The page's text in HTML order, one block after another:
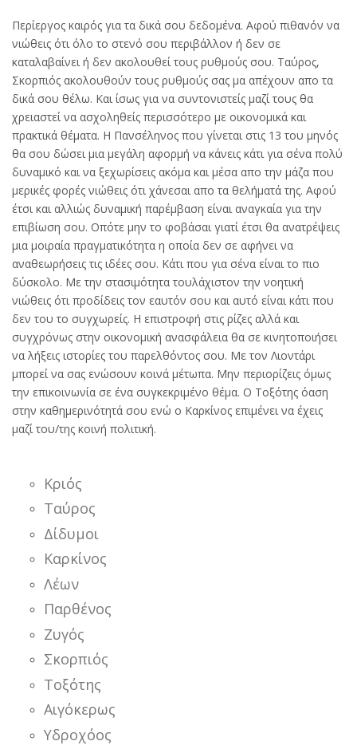
Περίεργος καιρός για τα δικά σου δεδομένα. Αφού πιθανόν να
νιώθεις ότι όλο το στενό σου περιβάλλον ή δεν σε
καταλαβαίνει ή δεν ακολουθεί τους ρυθμούς σου. Ταύρος,
Σκορπιός ακολουθούν τους ρυθμούς σας μα απέχουν απο τα
δικά σου θέλω. Και ίσως για να συντονιστείς μαζί τους θα
χρειαστεί να ασχοληθείς περισσότερο με οικονομικά και
πρακτικά θέματα. Η Πανσέληνος που γίνεται στις 13 του μηνός
θα σου δώσει μια μεγάλη αφορμή να κάνεις κάτι για σένα πολύ
δυναμικό και να ξεχωρίσεις ακόμα και μέσα απο την μάζα που
μερικές φορές νιώθεις ότι χάνεσαι απο τα θελήματά της. Αφού
έτσι και αλλιώς δυναμική παρέμβαση είναι αναγκαία για την
επιβίωση σου. Οπότε μην το φοβάσαι γιατί έτσι θα ανατρέψεις
μια μοιραία πραγματικότητα η οποία δεν σε αφήνει να
αναθεωρήσεις τις ιδέες σου. Κάτι που για σένα είναι το πιο
δύσκολο. Με την στασιμότητα τουλάχιστον την νοητική
νιώθεις ότι προδίδεις τον εαυτόν σου και αυτό είναι κάτι που
δεν του το συγχωρείς. Η επιστροφή στις ρίζες αλλά και
συγχρόνως στην οικονομική ανασφάλεια θα σε κινητοποιήσει
να λήξεις ιστορίες του παρελθόντος σου. Με τον Λιοντάρι
μπορεί να σας ενώσουν κοινά μέτωπα. Μην περιορίζεις όμως
την επικοινωνία σε ένα συγκεκριμένο θέμα. Ο Τοξότης όαση
στην καθημερινότητά σου ενώ ο Καρκίνος επιμένει να έχεις
μαζί του/της κοινή πολιτική.
Κριός
Ταύρος
Δίδυμοι
Καρκίνος
Λέων
Παρθένος
Ζυγός
Σκορπιός
Τοξότης
Αιγόκερως
Υδροχόος